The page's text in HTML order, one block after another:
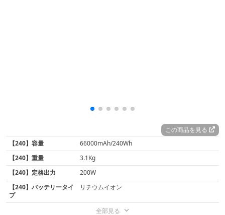
この商品を見る
【240】容量
66000mAh/240Wh
【240】重量
3.1Kg
【240】定格出力
200W
【240】バッテリータイ
プ
‎リチウムイオン
全部見る